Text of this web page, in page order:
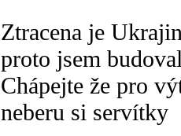
Ztracena je
proto jsem
Chápejte že pro
neberu si servítky